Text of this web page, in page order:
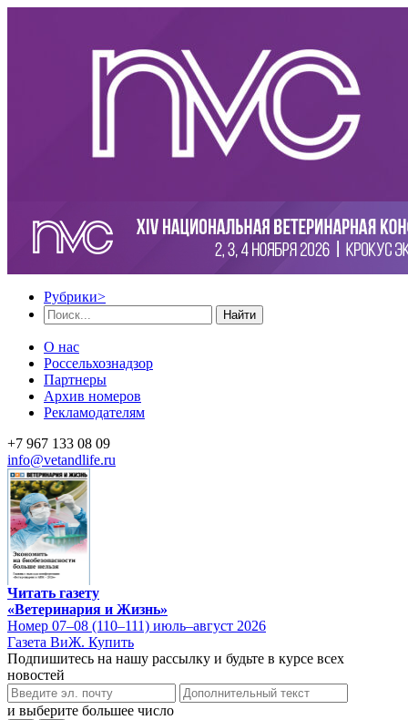
Рубрики>
Найти
О нас
Россельхознадзор
Партнеры
Архив номеров
Рекламодателям
+7 967 133 08 09
info@vetandlife.ru
Читать газету
«Ветеринария и Жизнь»
Номер 07–08 (110–111) июль–август 2026
Газета ВиЖ. Купить
Подпишитесь на нашу рассылку и будьте в курсе всех
новостей
и выберите большее число